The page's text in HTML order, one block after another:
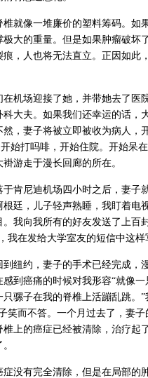
像一堆廉价的塑料筹码。如果
极大的重量。但是如果肿瘤破坏
痕，人也将无法直立。正因如此
场迎接了她，并带她去了医
科大夫。如果我们还幸运的话，
然，妻子将被立即被收为病人，
始打吗啡，开始住院。开始呆
游走于漫长回廊的所在。
尼迪机场四小时之后，妻子就
根廷，儿子轻声熟睡，我盯着电
。我向我所有的好友发送了上百
我在发给大学室友的短信中这样
约，妻子的手术已经完成，漫
感到癌痛的时候对我形容“就像
只骡子在我的脊椎上活蹦乱跳。
笑而不答。一个月过去了，妻
椎上的癌症已经被清除，治疗起
有完全清除，但是在局部的